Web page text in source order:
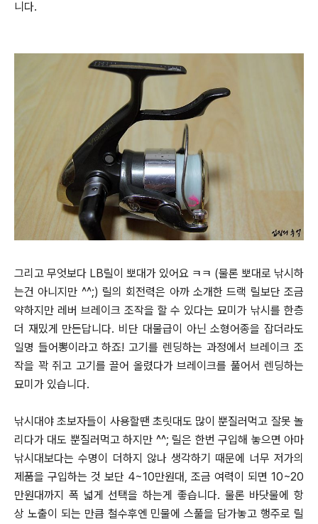
니다.
그리고 무엇보다 LB릴이 뽀대가 있어요 ㅋㅋ (물론 뽀대로 낚시하
는건 아니지만 ^^;) 릴의 회전력은 아까 소개한 드랙 릴보단 조금
약하지만 레버 브레이크 조작을 할 수 있다는 묘미가 낚시를 한층
더 재밌게 만든답니다. 비단 대물급이 아닌 소형어종을 잡더라도
일명 들어뽕이라고 하죠! 고기를 렌딩하는 과정에서 브레이크 조
작을 꽉 쥐고 고기를 끌어 올렸다가 브레이크를 풀어서 렌딩하는
묘미가 있습니다.
낚시대야 초보자들이 사용할땐 초릿대도 많이 뿐질러먹고 잘못 놀
리다가 대도 뿐질러먹고 하지만 ^^; 릴은 한번 구입해 놓으면 아마
낚시대보다는 수명이 더하지 않나 생각하기 때문에 너무 저가의
제품을 구입하는 것 보단 4~10만원대, 조금 여력이 되면 10~20
만원대까지 폭 넓게 선택을 하는게 좋습니다. 물론 바닷물에 항
상 노출이 되는 만큼 철수후엔 민물에 스풀을 담가놓고 행주로 릴